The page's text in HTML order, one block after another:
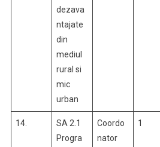
dezava
ntajate
din
mediul
rural si
mic
urban
14.
SA 2.1
Progra
Coordo
nator
1